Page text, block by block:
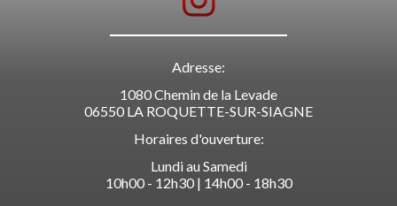
Adresse:
1080 Chemin de la Levade
06550 LA ROQUETTE-SUR-SIAGNE
Horaires d'ouverture:
Lundi au Samedi
10h00 - 12h30 | 14h00 - 18h30